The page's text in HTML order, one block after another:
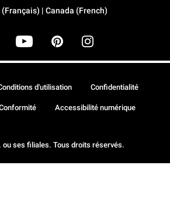
| Canada (French)
ou ses filiales. Tous droits réservés.
d'utilisation Confidentialité
Accessibilité numérique